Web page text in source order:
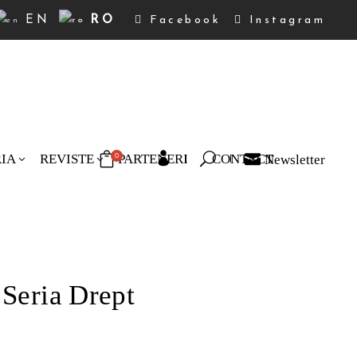
EN RO Facebook Instagram
REVISTE PARTENERI CONTACT
0 Newsletter
Drept